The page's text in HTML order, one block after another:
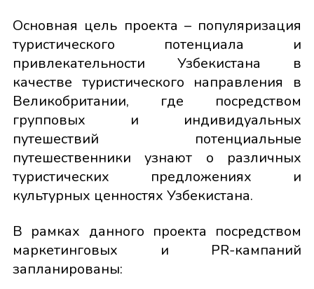
Основная цель проекта – популяризация
туристического потенциала и
привлекательности Узбекистана в
качестве туристического направления в
Великобритании, где посредством
групповых и индивидуальных
путешествий потенциальные
путешественники узнают о различных
туристических предложениях и
культурных ценностях Узбекистана.
В рамках данного проекта посредством
маркетинговых и PR-кампаний
запланированы: